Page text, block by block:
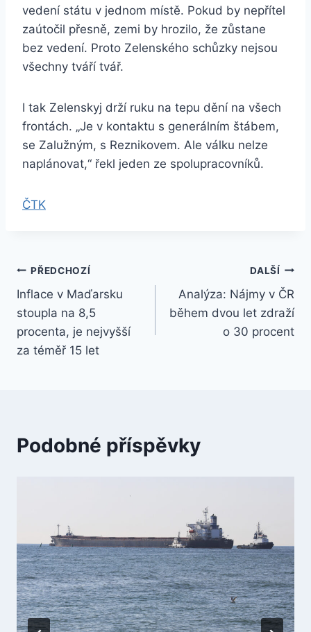
vedení státu v jednom místě. Pokud by nepřítel
zaútočil přesně, zemi by hrozilo, že zůstane
bez vedení. Proto Zelenského schůzky nejsou
všechny tváří tvář.
I tak Zelenskyj drží ruku na tepu dění na všech
frontách. „Je v kontaktu s generálním štábem,
se Zalužným, s Reznikovem. Ale válku nelze
naplánovat,“ řekl jeden ze spolupracovníků.
ČTK
Navigace
pro
příspěvek
PŘEDCHOZÍ
Inflace v Maďarsku
stoupla na 8,5
procenta, je nejvyšší
za téměř 15 let
DALŠÍ
Analýza: Nájmy v ČR
během dvou let zdraží
o 30 procent
Podobné příspěvky